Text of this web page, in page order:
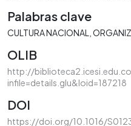
Palabras clave
CULTURA NACIONAL
OLIB
http://
infile=details.glu&loid=187218
DOI
https://doi.org/10.1016/